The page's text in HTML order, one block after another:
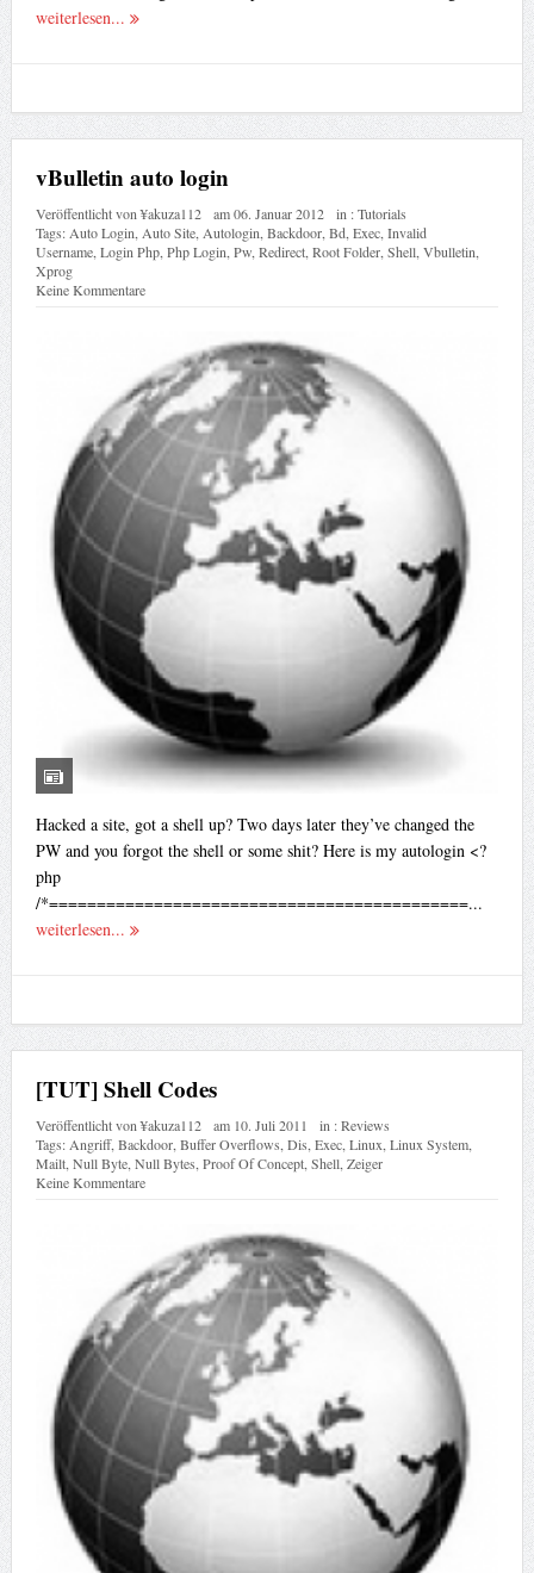
weiterlesen...
vBulletin auto login
Veröffentlicht von¥akuza112 am06. Januar 2012 in :Tutorials
Tags: Auto Login Auto Site, Autologin Backdoor, Bd, Exec, Invalid
Username, Login Php, Php Login Pw, Redirect, Root Folder, Shell, Vbulletin
Xprog
Keine Kommentare
Hacked a site, got a shell up? Two days later they’ve changed the
PW and you forgot the shell or some shit? Here is my autologin <?
php
/*============================================...
weiterlesen...
[TUT] Shell Codes
Veröffentlicht von¥akuza112 am 10. Juli 2011 in :Reviews
Tags: Angriff, Backdoor, Buffer Overflows Dis Exec, Linux Linux System,
Mailt, Null Byte, Null Bytes Proof Of Concept, Shell, Zeiger
Keine Kommentare